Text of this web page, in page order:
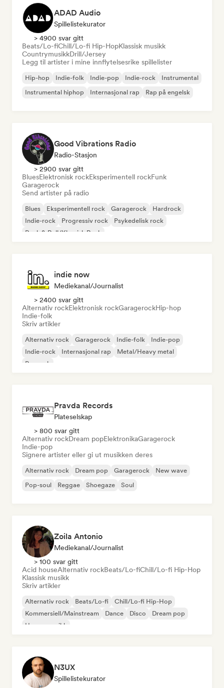
ADAD Audio
Spillelistekurator
> 4900 svar gitt
Beats/Lo-fiChill/Lo-fi Hip-HopKlassisk musikk
CountrymusikkDrill/Jersey
Legg til artister i mine innflytelsesrike spillelister
Hip-hop Indie-folk Indie-pop Indie-rock
Instrumental
Instrumental hiphop
Internasjonal rap Rap på engelsk
Good Vibrations Radio
Radio-Stasjon
> 2900 svar gitt
BluesElektronisk rockEksperimentell rockFunk
Garagerock
Send artister på radio
Blues Eksperimentell rock Garagerock
Hardrock
Indie-rock
Progressiv rock
Psykedelisk rock
Rock & Roll/Klassisk Rock
indie now
Mediekanal/journalist
> 2400 svar gitt
Alternativ rockElektronisk rockGaragerockHip-hop
Indie-folk
Skriv artikler
Alternativ rock Garagerock Indie-folk
Indie-pop
Indie-rock
Internasjonal rap
Metal/Heavy metal
Poprock
Pravda Records
Plateselskap
> 800 svar gitt
Alternativ rockDream popElektronikaGaragerock
Indie-pop
Signere artister eller gi ut musikken deres
Alternativ rock Dream pop Garagerock
New wave
Pop-soul
Reggae Shoegaze Soul
Zoila Antonio
Mediekanal/journalist
> 100 svar gitt
Acid houseAlternativ rockBeats/Lo-fiChill/Lo-fi Hip-Hop
Klassisk musikk
Skriv artikler
Alternativ rock Beats/Lo-fi
Chill/Lo-fi Hip-Hop
Kommersiell/Mainstream
Dance Disco
Dream pop
House-musikk
N3UX
Spillelistekurator